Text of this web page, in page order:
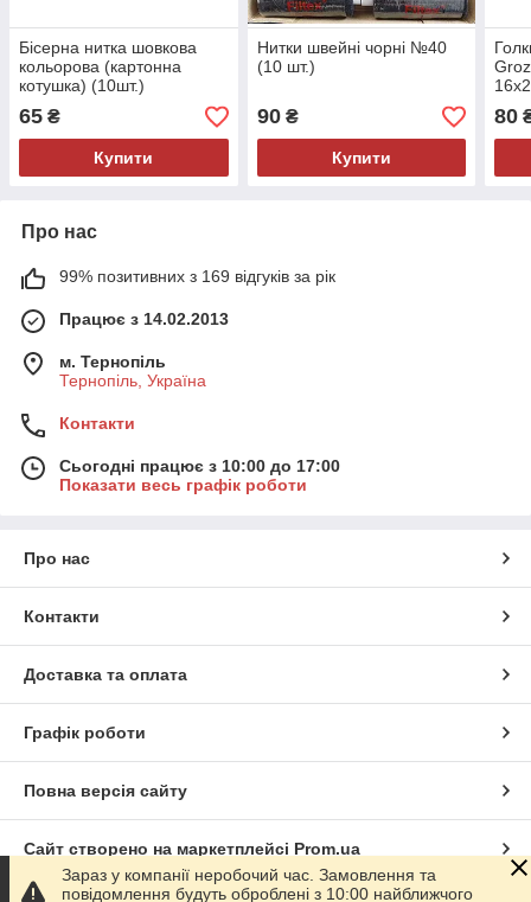
Бісерна нитка шовкова
кольорова (картонна
котушка) (10шт.)
65 ₴
Купити
Нитки швейні чорні №40
(10 шт.)
90₴
Купити
80
Про нас
99% позитивних з 169 відгуків за рік
Працює з 14.02.2013
м. Тернопіль
Тернопіль, Україна
Контакти
Сьогодні працює з 10:00 до 17:00
Показати весь графік роботи
Про нас
Контакти
Доставка та оплата
Графік роботи
Повна версія сайту
Сайт створено на маркетплейсі Prom.ua
Зараз у компанії неробочий час. Замовлення та
повідомлення будуть оброблені з 10:00 найближчого